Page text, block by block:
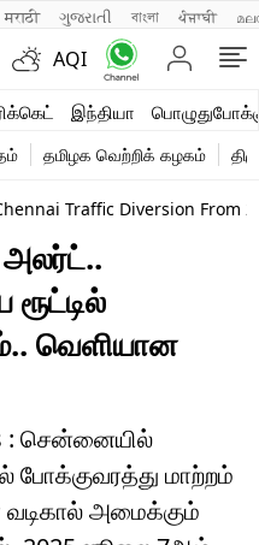
मराठी ગુજરાતી বাংলা ਪੰਜਾਬੀ
AQI
இந்தியா
தமிழக வெற்றிக் கழகம்
Traffic Diversion From
வெளியான
: சென்னையில்
போக்குவரத்து மாற்றம்
அமைக்கும்